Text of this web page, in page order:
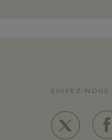
SUIVEZ-NOUS